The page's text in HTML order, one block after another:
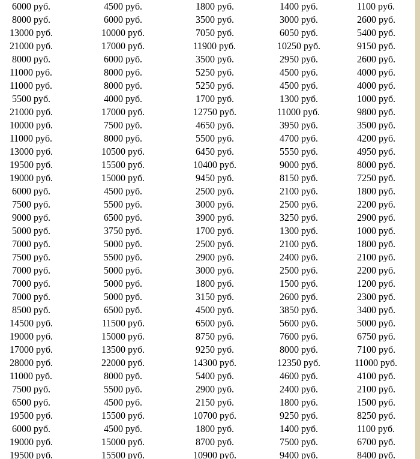
6000 руб. 4500 руб. 1800 руб. 1400 руб.
1100 руб.
8000 руб. 6000 руб. 3500 руб. 3000 руб.
2600 руб.
13000 руб. 10000 руб. 7050 руб. 6050 руб.
5400 руб.
21000 руб. 17000 руб. 11900 руб. 10250 руб.
9150 руб.
8000 руб. 6000 руб. 3500 руб. 2950 руб.
2600 руб.
11000 руб. 8000 руб. 5250 руб. 4500 руб.
4000 руб.
11000 руб. 8000 руб. 5250 руб. 4500 руб.
4000 руб.
5500 руб. 4000 руб. 1700 руб. 1300 руб.
1000 руб.
21000 руб. 17000 руб. 12750 руб. 11000 руб.
9800 руб.
10000 руб. 7500 руб. 4650 руб. 3950 руб.
3500 руб.
11000 руб. 8000 руб. 5500 руб. 4700 руб.
4200 руб.
13000 руб. 10500 руб. 6450 руб. 5550 руб.
4950 руб.
19500 руб. 15500 руб. 10400 руб. 9000 руб.
8000 руб.
19000 руб. 15000 руб. 9450 руб. 8150 руб.
7250 руб.
6000 руб. 4500 руб. 2500 руб. 2100 руб.
1800 руб.
7500 руб. 5500 руб. 3000 руб. 2500 руб.
2200 руб.
9000 руб. 6500 руб. 3900 руб. 3250 руб.
2900 руб.
5000 руб. 3750 руб. 1700 руб. 1300 руб.
1000 руб.
7000 руб. 5000 руб. 2500 руб. 2100 руб.
1800 руб.
7500 руб. 5500 руб. 2900 руб. 2400 руб.
2100 руб.
7000 руб. 5000 руб. 3000 руб. 2500 руб.
2200 руб.
7000 руб. 5000 руб. 1800 руб. 1500 руб.
1200 руб.
7000 руб. 5000 руб. 3150 руб. 2600 руб.
2300 руб.
8500 руб. 6500 руб. 4500 руб. 3850 руб.
3400 руб.
14500 руб. 11500 руб. 6500 руб. 5600 руб.
5000 руб.
19000 руб. 15000 руб. 8750 руб. 7600 руб.
6750 руб.
17000 руб. 13500 руб. 9250 руб. 8000 руб.
7100 руб.
28000 руб. 22000 руб. 14300 руб. 12350 руб.
11000 руб.
11000 руб. 8000 руб. 5400 руб. 4600 руб.
4100 руб.
7500 руб. 5500 руб. 2900 руб. 2400 руб.
2100 руб.
6500 руб. 4500 руб. 2150 руб. 1800 руб.
1500 руб.
19500 руб. 15500 руб. 10700 руб. 9250 руб.
8250 руб.
6000 руб. 4500 руб. 1800 руб. 1400 руб.
1100 руб.
19000 руб. 15000 руб. 8700 руб. 7500 руб.
6700 руб.
19500 руб. 15500 руб. 10900 руб. 9400 руб.
8400 руб.